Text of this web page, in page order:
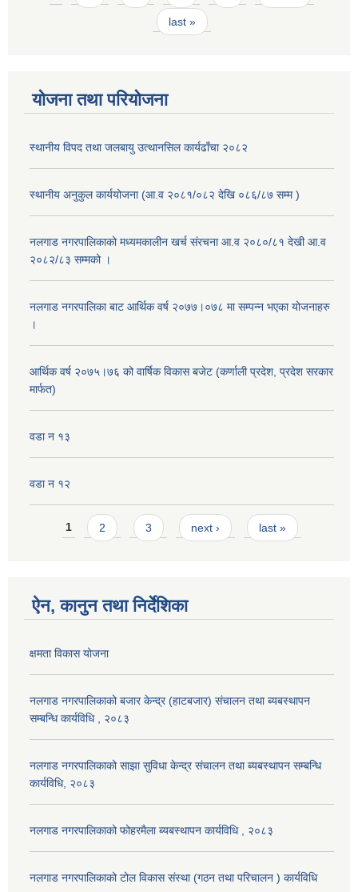
last »
योजना तथा परियोजना
स्थानीय विपद तथा जलबायु उत्थानसिल कार्यढाँचा २०८२
स्थानीय अनुकुल कार्ययोजना (आ.व २०८१/०८२ देखि ०८६/८७ सम्म )
नलगाड नगरपालिकाको मध्यमकालीन खर्च संरचना आ.व २०८०/८१ देखी आ.व
२०८२/८३ सम्मको ।
नलगाड नगरपालिका बाट आर्थिक वर्ष २०७७।०७८ मा सम्पन्न भएका योजनाहरु
।
आर्थिक वर्ष २०७५।७६ को वार्षिक विकास बजेट (कर्णाली प्रदेश, प्रदेश सरकार
मार्फत)
वडा न १३
वडा न १२
Pages
1 2 3 next › last »
ऐन, कानुन तथा निर्देशिका
क्षमता विकास योजना
नलगाड नगरपालिकाको बजार केन्द्र (हाटबजार) संचालन तथा ब्यबस्थापन
सम्बन्धि कार्यविधि , २०८३
नलगाड नगरपालिकाको साझा सुविधा केन्द्र संचालन तथा ब्यबस्थापन सम्बन्धि
कार्यविधि, २०८३
नलगाड नगरपालिकाको फोहरमैला ब्यबस्थापन कार्यविधि , २०८३
नलगाड नगरपालिकाको टोल विकास संस्था (गठन तथा परिचालन ) कार्यविधि